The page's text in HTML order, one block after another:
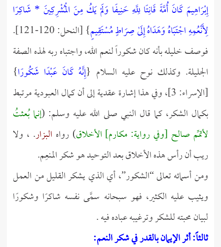
إِبْرَاهِيمَ كَانَ أُمَّةً قَانِتًا لِلَّهِ حَنِيفًا وَلَمْ يَكُ مِنَ الْمُشْرِكِينَ * شَاكِرًا
لِأَنْعُمِهِ اجْتَبَاهُ وَهَدَاهُ إِلَىٰ صِرَاطٍ مُسْتَقِيمٍ
} [النحل: 120-121].
فوصف خليله بأنه كان شكوراً لنعم الله، واجتباه ربه لهذه الصفة
الجليلة. وكذلك نوح عليه السلام {إِنَّهُ كَانَ عَبْدًا شَكُورًا}
[الإسراء: 3]، وفي هذا إشارة عقدية إلى أن كمال العبودية مرتبط
بكمال الشكر، كما قال النبي صلى الله عليه وسلم: (إنما بُعثتُ
لأتمِّم صالح [وفي رواية: مكارم] الأخلاق) رواه البزار. ، ولا
ريب أن رأس هذه الأخلاق بعد التوحيد هو شكر المنعِم.
ومن أسمائه تعالى “الشكور”، أي الذي يشكر القليل من العمل
ويثيب عليه الكثير، فهو سبحانه سمَّى نفسه شاكرًا وشكورًا
لبيان محبته للشكر وترغيبه عباده فيه .
ثالثاً: أثر الإيمان بالقدر في شكر النعم: